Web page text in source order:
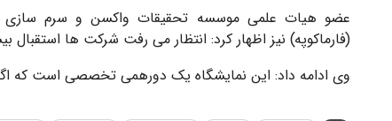
عضو هیات علمی موسسه تحقیقات واکسن و سرم سازی
(فارماکوپه) نیز اظهار کرد: انتظار می رفت شرکت ها استقبال
وی ادامه داد: این نمایشگاه یک دورهمی تخصصی است که